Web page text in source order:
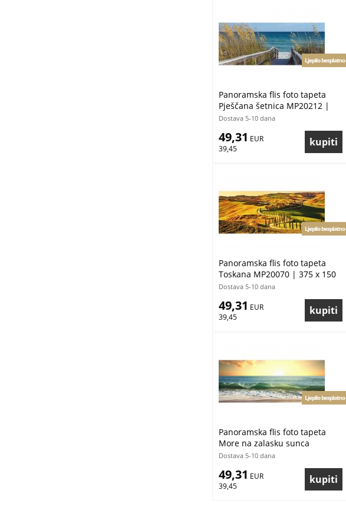
Panoramska flis foto tapeta
Pješčana šetnica MP20212 |
375 x 150 cm
Ljepilo besplatno
Dostava 5-10 dana
49,31 EUR
39,45
Panoramska flis foto tapeta
Toskana MP20070 | 375 x 150
cm
Ljepilo besplatno
Dostava 5-10 dana
49,31 EUR
39,45
Panoramska flis foto tapeta
More na zalasku sunca
MP20209 | 375 x 150 cm
Ljepilo besplatno
Dostava 5-10 dana
49,31 EUR
39,45